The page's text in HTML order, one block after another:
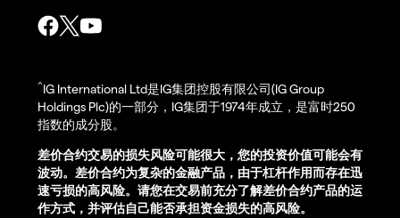
^IG International Ltd是IG集团控股有限公司(IG Group
Holdings Plc)的一部分，IG集团于1974年成立，是富时250
指数的成分股。
差价合约交易的损失风险可能很大，您的投资价值可能会有
波动。差价合约为复杂的金融产品，由于杠杆作用而存在迅
速亏损的高风险。请您在交易前充分了解差价合约产品的运
作方式，并评估自己能否承担资金损失的高风险。